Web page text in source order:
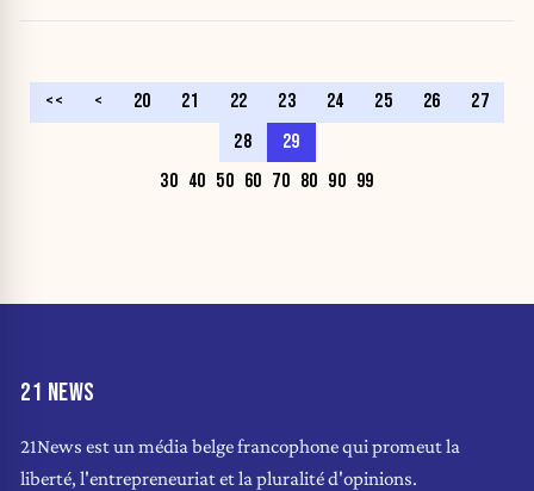
<< < 20 21 22 23 24 25 26
27
28
29
30 40 50 60 70 80 90 99
21 NEWS
21News est un média belge francophone qui promeut la
liberté, l'entrepreneuriat et la pluralité d'opinions.